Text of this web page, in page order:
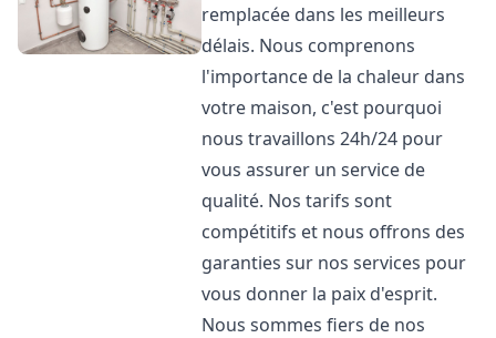
remplacée dans les meilleurs
délais. Nous comprenons
l'importance de la chaleur dans
votre maison, c'est pourquoi
nous travaillons 24h/24 pour
vous assurer un service de
qualité. Nos tarifs sont
compétitifs et nous offrons des
garanties sur nos services pour
vous donner la paix d'esprit.
Nous sommes fiers de nos